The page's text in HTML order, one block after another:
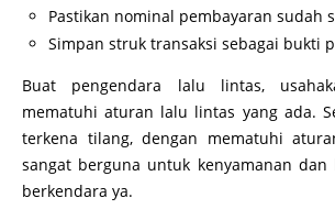
Pastikan nominal pembayaran sudah
Simpan struk transaksi sebagai bukti
Buat pengendara lalu lintas,
mematuhi aturan lalu lintas yang ada.
terkena tilang, dengan mematuhi
sangat berguna untuk kenyamanan dan
berkendara ya.